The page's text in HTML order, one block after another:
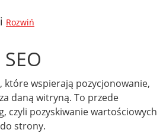
Rozwiń
które wspierają pozycjonowanie,
daną witryną. To przede
czyli pozyskiwanie wartościowych
strony.